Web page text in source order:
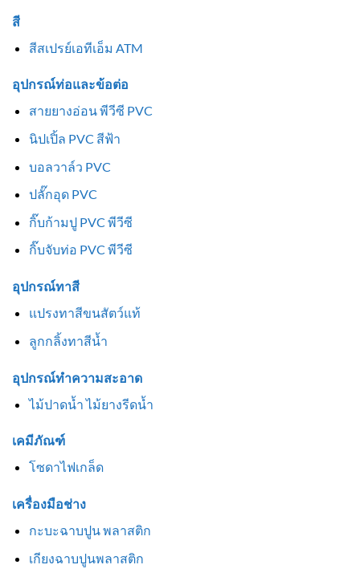
สี
สีสเปรย์เอทีเอ็ม ATM
อุปกรณ์ท่อและข้อต่อ
สายยางอ่อน พีวีซี PVC
นิปเปิ้ล PVC สีฟ้า
บอลวาล์ว PVC
ปลั๊กอุด PVC
กิ๊บก้ามปู PVC พีวีซี
กิ๊บจับท่อ PVC พีวีซี
อุปกรณ์ทาสี
แปรงทาสีขนสัตว์แท้
ลูกกลิ้งทาสีน้ำ
อุปกรณ์ทำความสะอาด
ไม้ปาดน้ำ ไม้ยางรีดน้ำ
เคมีภัณฑ์
โซดาไฟเกล็ด
เครื่องมือช่าง
กะบะฉาบปูน พลาสติก
เกียงฉาบปูนพลาสติก